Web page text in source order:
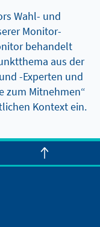
Wahl- und
Monitor-
behandelt
aus der
-Experten und
zum Mitnehmen“
Kontext ein.